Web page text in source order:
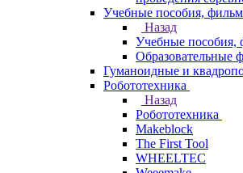
Учебные пособия,
Назад
Учебные
Образовательные
Гуманоидные и
Робототехника
Назад
Робототехника
Makeblock
The First Tool
WHEELTEC